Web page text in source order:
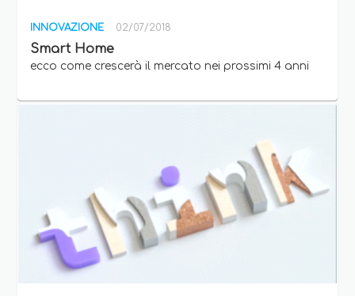
INNOVAZIONE 02/07/2018
Smart Home
ecco come crescerà il mercato nei prossimi 4 anni